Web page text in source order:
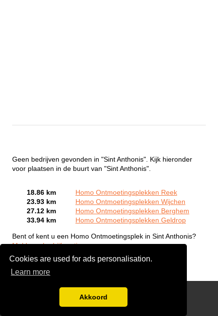
Cookies are used for ads personalisation.
Learn more
Akkoord
Geen bedrijven gevonden in "Sint Anthonis". Kijk hieronder
voor plaatsen in de buurt van "Sint Anthonis".
18.86 km
Homo Ontmoetingsplekken Reek
23.93 km
Homo Ontmoetingsplekken Wijchen
27.12 km
Homo Ontmoetingsplekken Berghem
33.94 km
Homo Ontmoetingsplekken Geldrop
Bent of kent u een Homo Ontmoetingsplek in Sint Anthonis?
Meld een bedrijf gratis aan